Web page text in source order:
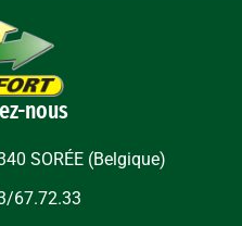
nous
SORÉE (Belgique)
67.72.33